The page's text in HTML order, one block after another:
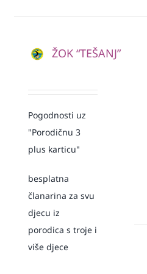
ŽOK “TEŠANJ”
Pogodnosti uz
"Porodičnu 3
plus karticu"
besplatna
članarina za svu
djecu iz
porodica s troje i
više djece